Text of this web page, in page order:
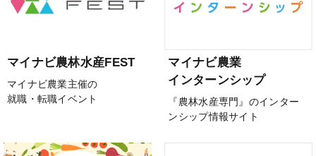
マイナビ農林水産FEST
マイナビ農業主催の
就職・転職イベント
マイナビ農業
インターンシップ
『農林水産専門』のインター
ンシップ情報サイト